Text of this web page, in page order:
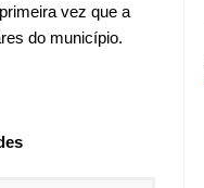
vez que a
do município.